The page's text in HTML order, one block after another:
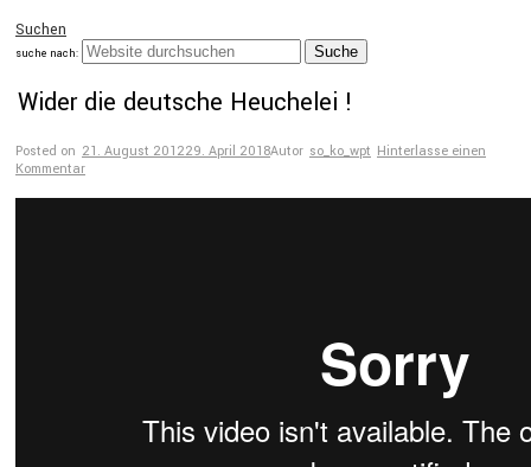
Suchen
suche nach:
Wider die deutsche Heuchelei !
Posted on 21. August 201229. April 2018Autor so_ko_wpt Hinterlasse einen
Kommentar